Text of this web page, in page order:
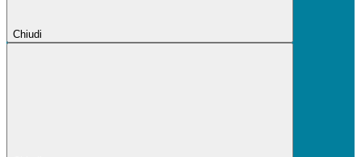
Chiudi